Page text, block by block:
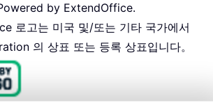
by ExtendOffice.
로고는 미국 및/또는 기타 국가에서
의 상표 또는 등록 상표입니다。